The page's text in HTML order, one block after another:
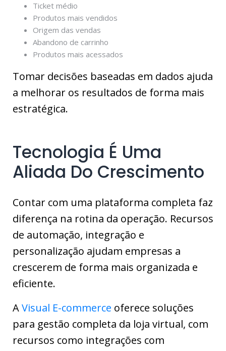
Ticket médio
Produtos mais vendidos
Origem das vendas
Abandono de carrinho
Produtos mais acessados
Tomar decisões baseadas em dados ajuda
a melhorar os resultados de forma mais
estratégica.
Tecnologia É Uma
Aliada Do Crescimento
Contar com uma plataforma completa faz
diferença na rotina da operação. Recursos
de automação, integração e
personalização ajudam empresas a
crescerem de forma mais organizada e
eficiente.
AVisual E-commerce oferece soluções
para gestão completa da loja virtual, com
recursos como integrações com